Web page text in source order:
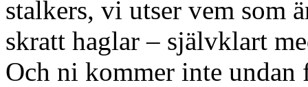
stalkers, vi utser vem som
skratt haglar – självklart
Och ni kommer inte